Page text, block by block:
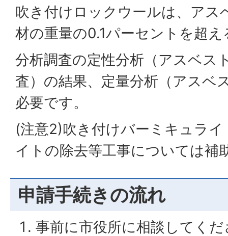
吹き付けロックウールは、アス
材の重量の0.1パーセントを超
分析調査の定性分析（アスベス
査）の結果、定量分析（アスベ
必要です。
(注意2)吹き付けバーミキュラ
イトの除去等工事については補
申請手続きの流れ
事前に市役所に相談してく